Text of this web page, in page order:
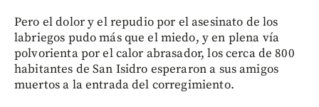
Pero el dolor y el repudio por el asesinato de los
labriegos pudo más que el miedo, y en plena vía
polvorienta por el calor abrasador, los cerca de 800
habitantes de San Isidro esperaron a sus amigos
muertos a la entrada del corregimiento.